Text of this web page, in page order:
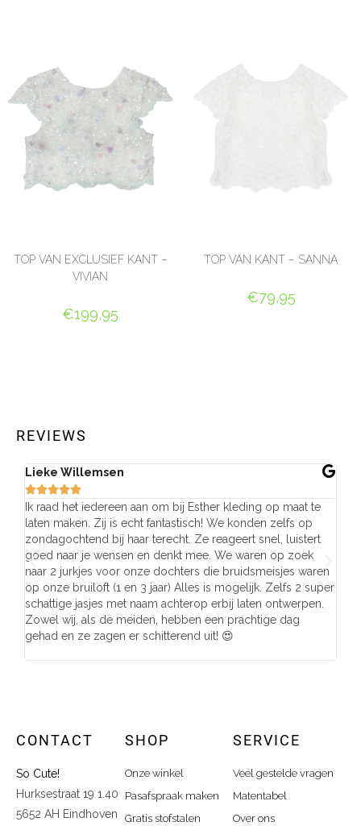
TOP VAN EXCLUSIEF KANT –
VIVIAN
€199,95
TOP VAN KANT – SANNA
€79,95
REVIEWS
Lieke Willemsen

Ik raad het iedereen aan om bij Esther kleding op maat te
laten maken. Zij is echt fantastisch! We konden zelfs op
zondagochtend bij haar terecht. Ze reageert snel, luistert
goed naar je wensen en denkt mee. We waren op zoek
naar 2 jurkjes voor onze dochters die bruidsmeisjes waren
op onze bruiloft (1 en 3 jaar) Alles is mogelijk. Zelfs 2 super
schattige jasjes met naam achterop erbij laten ontwerpen.
Zowel wij, als de meiden, hebben een prachtige dag
gehad en ze zagen er schitterend uit! 😍
CONTACT
So Cute!
Hurksestraat 19 1.40
5652 AH Eindhoven
SHOP
Onze winkel
Pasafspraak maken
Gratis stofstalen
SERVICE
Veel gestelde vragen
Matentabel
Over ons